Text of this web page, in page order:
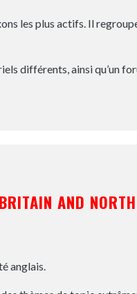
les plus actifs. Il
différents, ainsi qu’un
anglais.